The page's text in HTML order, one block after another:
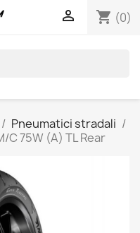
shopping_cart (0)

Pneumatici stradali
C 75W (A) TL Rear